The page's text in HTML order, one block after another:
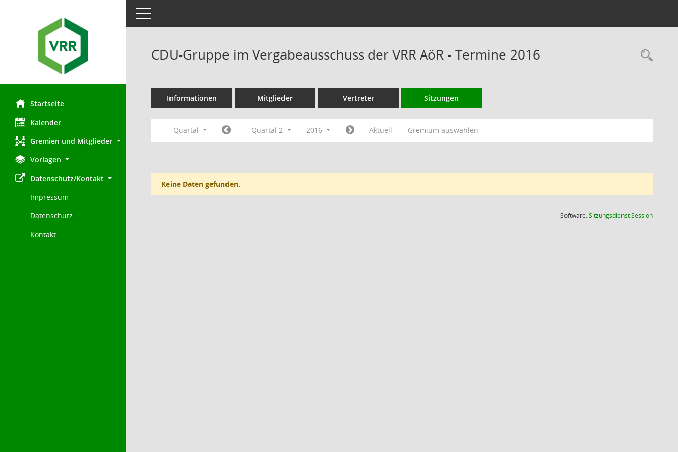
Startseite
Kalender
Gremien und Mitglieder
Vorlagen
Datenschutz/Kontakt
Impressum
Datenschutz
Kontakt
Toggle navigation
CDU-Gruppe im Vergabeausschuss der VRR AöR - Termine 2016
Informationen Mitglieder Vertreter Sitzungen
Quartal Quartal 2 2016 Aktuell Gremium auswählen
Keine Daten gefunden.
Software:SitzungsdienstSession(Wird in